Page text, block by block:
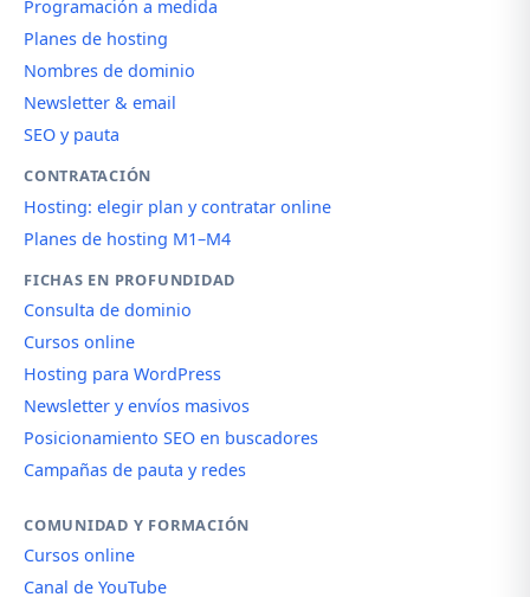
Programación a medida
Planes de hosting
Nombres de dominio
Newsletter & email
SEO y pauta
CONTRATACIÓN
Hosting: elegir plan y contratar online
Planes de hosting M1–M4
FICHAS EN PROFUNDIDAD
Consulta de dominio
Cursos online
Hosting para WordPress
Newsletter y envíos masivos
Posicionamiento SEO en buscadores
Campañas de pauta y redes
COMUNIDAD Y FORMACIÓN
Cursos online
Canal de YouTube